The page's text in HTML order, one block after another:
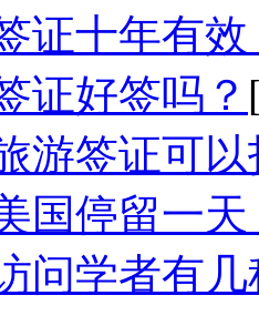
证十年有
证好签吗？
游签证可
国停留一
问学者有